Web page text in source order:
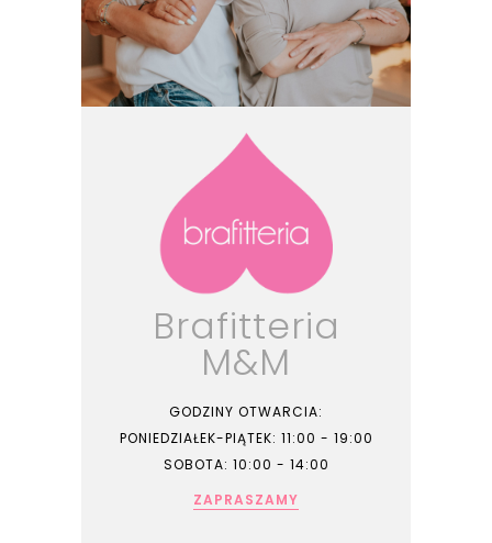
Brafitteria
M&M
GODZINY OTWARCIA:
PONIEDZIAŁEK-PIĄTEK: 11:00 - 19:00
SOBOTA: 10:00 - 14:00
ZAPRASZAMY